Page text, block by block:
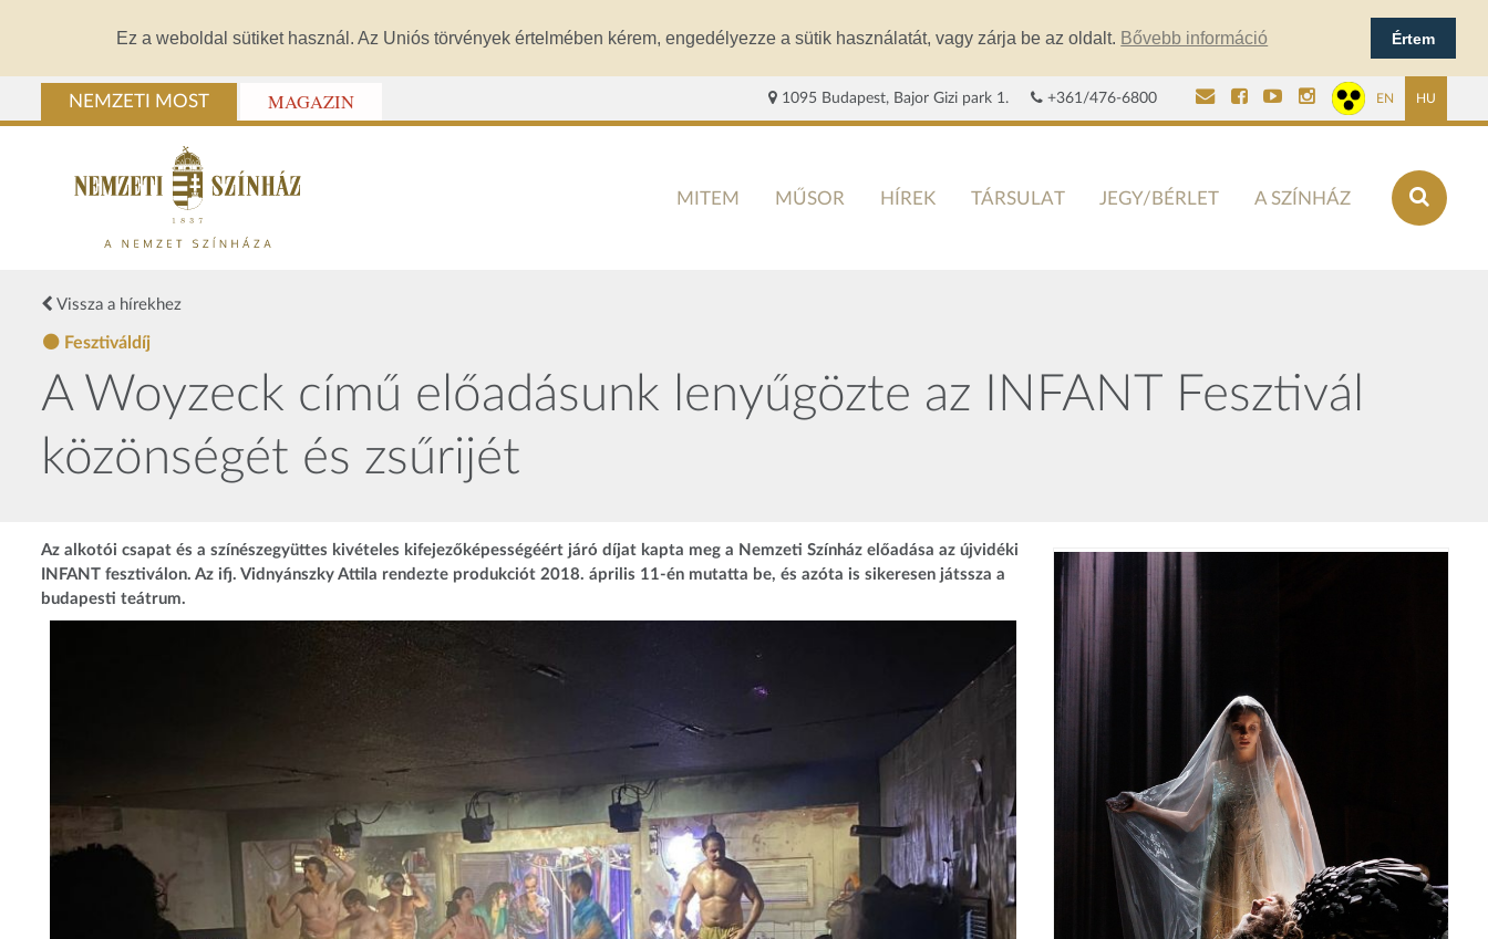
Ez a weboldal sütiket használ. Az Uniós törvények értelmében kérem, engedélyezze a sütik használatát, vagy zárja be az oldalt. Bővebb információ Értem
NEMZETI MOST MAGAZIN 1095 Budapest, Bajor Gizi park 1. +361/476-6800 EN HU
MITEM MŰSOR HÍREK TÁRSULAT JEGY/BÉRLET A SZÍNHÁZ
Vissza a hírekhez
Fesztiváldíj
A Woyzeck című előadásunk lenyűgözte az INFANT Fesztivál
közönségét és zsűrijét
Az alkotói csapat és a színészegyüttes kivételes kifejezőképességéért járó díjat kapta meg a Nemzeti Színház előadása az újvidéki
INFANT fesztiválon. Az ifj. Vidnyánszky Attila rendezte produkciót 2018. április 11-én mutatta be, és azóta is sikeresen játssza a
budapesti teátrum.